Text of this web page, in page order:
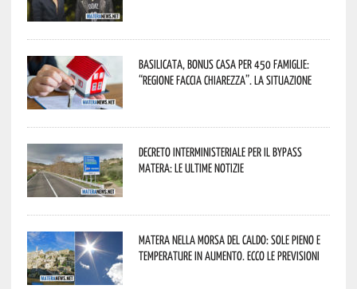
Basilicata, Bonus casa per 450 famiglie:
“Regione faccia chiarezza”. La situazione
Decreto interministeriale per il Bypass
Matera: le ultime notizie
Matera nella morsa del caldo: sole pieno e
temperature in aumento. Ecco le previsioni